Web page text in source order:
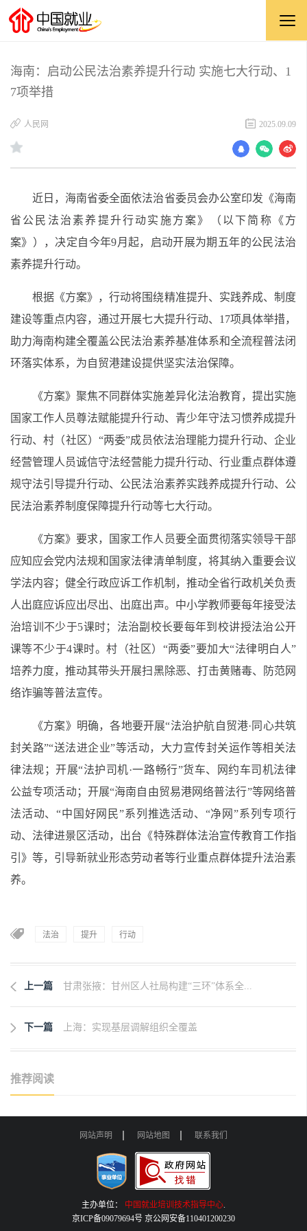
海南：启动公民法治素养提升行动 实施七大行动、1
7项举措
​人民网 2025.09.09
近日，海南省委全面依法治省委员会办公室印发《海南
省公民法治素养提升行动实施方案》（以下简称《方
案》），决定自今年9月起，启动开展为期五年的公民法治
素养提升行动。
根据《方案》，行动将围绕精准提升、实践养成、制度
建设等重点内容，通过开展七大提升行动、17项具体举措，
助力海南构建全覆盖公民法治素养基准体系和全流程普法闭
环落实体系，为自贸港建设提供坚实法治保障。
《方案》聚焦不同群体实施差异化法治教育，提出实施
国家工作人员尊法赋能提升行动、青少年守法习惯养成提升
行动、村（社区）“两委”成员依法治理能力提升行动、企业
经营管理人员诚信守法经营能力提升行动、行业重点群体遵
规守法引导提升行动、公民法治素养实践养成提升行动、公
民法治素养制度保障提升行动等七大行动。
《方案》要求，国家工作人员要全面贯彻落实领导干部
应知应会党内法规和国家法律清单制度，将其纳入重要会议
学法内容；健全行政应诉工作机制，推动全省行政机关负责
人出庭应诉应出尽出、出庭出声。中小学教师要每年接受法
治培训不少于5课时；法治副校长要每年到校讲授法治公开
课等不少于4课时。村（社区）“两委”要加大“法律明白人”
培养力度，推动其带头开展扫黑除恶、打击黄赌毒、防范网
络诈骗等普法宣传。
《方案》明确，各地要开展“法治护航自贸港·同心共筑
封关路”“送法进企业”等活动，大力宣传封关运作等相关法
律法规；开展“法护司机·一路畅行”货车、网约车司机法律
公益专项活动；开展“海南自由贸易港网络普法行”等网络普
法活动、“中国好网民”系列推选活动、“净网”系列专项行
动、法律进景区活动，出台《特殊群体法治宣传教育工作指
引》等，引导新就业形态劳动者等行业重点群体提升法治素
养。
法治 提升 行动
上一篇 甘肃张掖：甘州区人社局构建“三环”体系全...
下一篇 上海：实现基层调解组织全覆盖
推荐阅读
网站声明 网站地图 联系我们
主办单位： 中国就业培训技术指导中心.
京ICP备09079694号 京公网安备110401200230